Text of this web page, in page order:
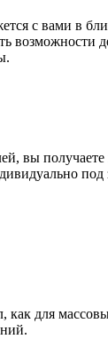
с вами в
возможности
вы
под
для